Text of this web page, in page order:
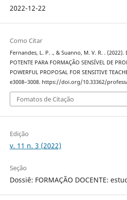
2022-12-22
Como Citar
Fernandes, L. P. ., & Suanno, M. V. R. . (2022).
POTENTE PARA FORMAÇÃO SENSÍVEL DE
POWERFUL PROPOSAL FOR SENSITIVE
e3008–3008. https://doi.org/10.33362/
Fomatos de Citação
Edição
v. 11 n. 3 (2022)
Seção
Dossiê: FORMAÇÃO DOCENTE: